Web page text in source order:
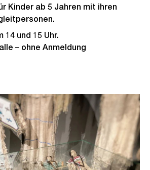
Kinder ab 5 Jahren mit ihren
14 und 15 Uhr.
– ohne Anmeldung